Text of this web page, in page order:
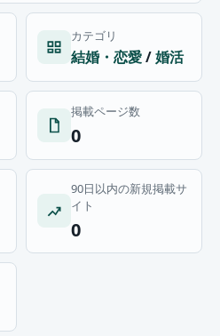
カテゴリ
結婚・恋愛/婚活
掲載ページ数
0
90日以内の新規掲載サ
イト
0